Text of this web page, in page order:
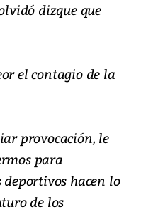
dizque que
el contagio de la
provocación, le
para
hacen lo
de los